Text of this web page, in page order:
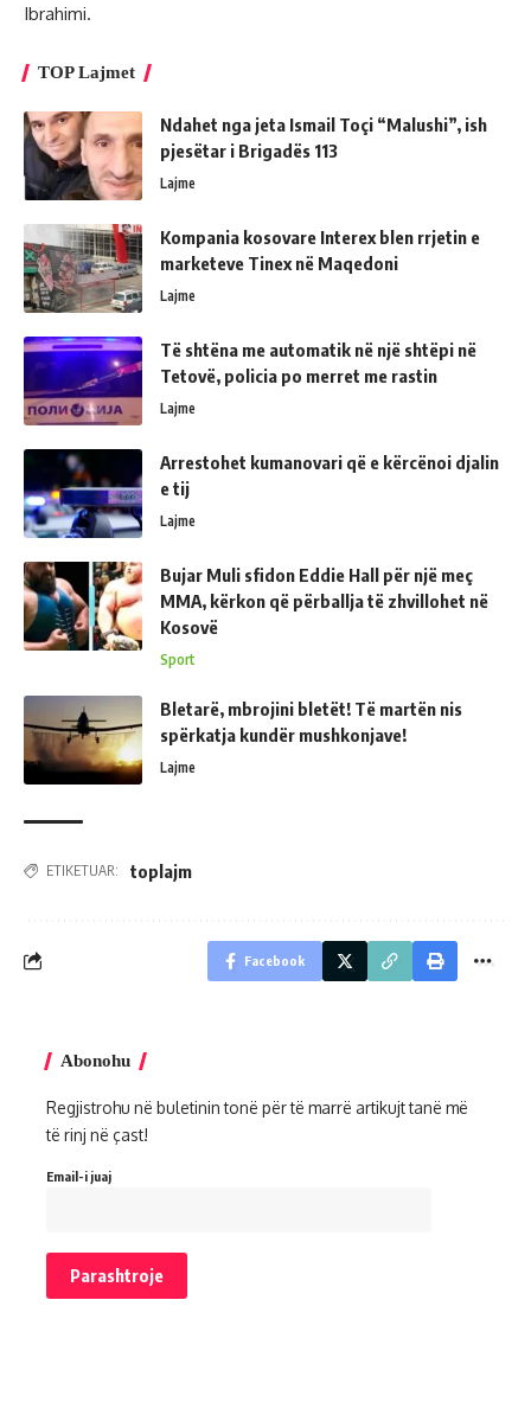
Ibrahimi.
TOP Lajmet
Ndahet nga jeta Ismail Toçi “Malushi”, ish
pjesëtar i Brigadës 113
Lajme
Kompania kosovare Interex blen rrjetin e
marketeve Tinex në Maqedoni
Lajme
Të shtëna me automatik në një shtëpi në
Tetovë, policia po merret me rastin
Lajme
Arrestohet kumanovari që e kërcënoi djalin
e tij
Lajme
Bujar Muli sfidon Eddie Hall për një meç
MMA, kërkon që përballja të zhvillohet në
Kosovë
Sport
Bletarë, mbrojini bletët! Të martën nis
spërkatja kundër mushkonjave!
Lajme
ETIKETUAR: toplajm
Facebook
Abonohu
Regjistrohu në buletinin tonë për të marrë artikujt tanë më
të rinj në çast!
Email-i juaj